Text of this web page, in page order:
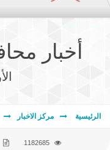
أخبار
الرئيسية مركز الاخبار
1182685